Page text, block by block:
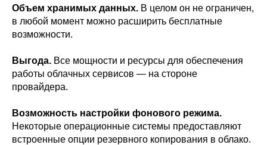
Объем хранимых данных. В целом он не ограничен,
в любой момент можно расширить бесплатные
возможности.
Выгода. Все мощности и ресурсы для обеспечения
работы облачных сервисов — на стороне
провайдера.
Возможность настройки фонового режима.
Некоторые операционные системы предоставляют
встроенные опции резервного копирования в облако.